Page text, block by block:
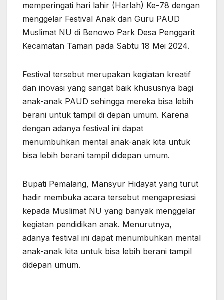
memperingati hari lahir (Harlah) Ke-78 dengan
menggelar Festival Anak dan Guru PAUD
Muslimat NU di Benowo Park Desa Penggarit
Kecamatan Taman pada Sabtu 18 Mei 2024.
Festival tersebut merupakan kegiatan kreatif
dan inovasi yang sangat baik khususnya bagi
anak-anak PAUD sehingga mereka bisa lebih
berani untuk tampil di depan umum. Karena
dengan adanya festival ini dapat
menumbuhkan mental anak-anak kita untuk
bisa lebih berani tampil didepan umum.
Bupati Pemalang, Mansyur Hidayat yang turut
hadir membuka acara tersebut mengapresiasi
kepada Muslimat NU yang banyak menggelar
kegiatan pendidikan anak. Menurutnya,
adanya festival ini dapat menumbuhkan mental
anak-anak kita untuk bisa lebih berani tampil
didepan umum.